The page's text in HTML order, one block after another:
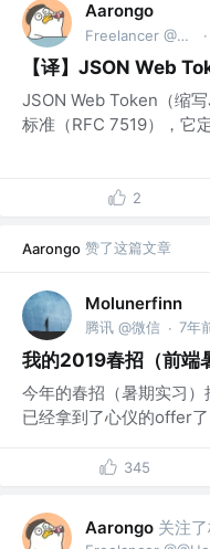
Aarongo
Freelancer @@Home ·
【译】JSON Web
JSON Web Token（缩
标准（RFC 7519），它
2
Aarongo 赞了这篇文章
Molunerfinn
腾讯 @微信 · 7年
我的2019春招（前端
今年的春招（暑期实习
已经拿到了心仪的offer
345
Aarongo 关注